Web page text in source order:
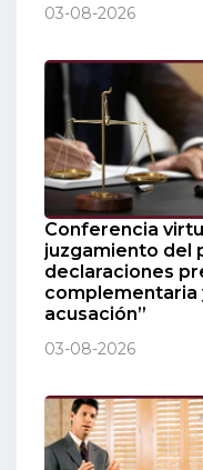
03-08-2026
Conferencia
juzgamiento del
declaraciones
complementaria
acusación”
03-08-2026